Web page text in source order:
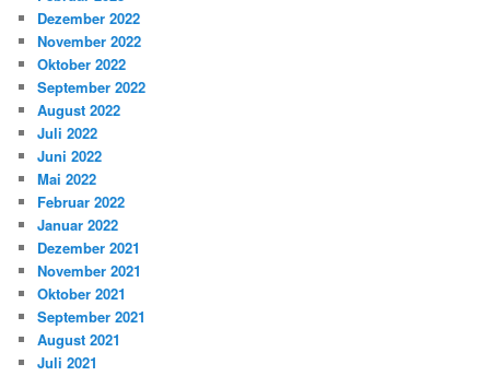
Dezember 2022
November 2022
Oktober 2022
September 2022
August 2022
Juli 2022
Juni 2022
Mai 2022
Februar 2022
Januar 2022
Dezember 2021
November 2021
Oktober 2021
September 2021
August 2021
Juli 2021